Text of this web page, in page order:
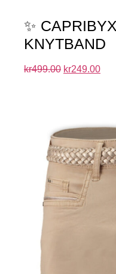
✨
KNYTBAND
kr499.00 kr249.00